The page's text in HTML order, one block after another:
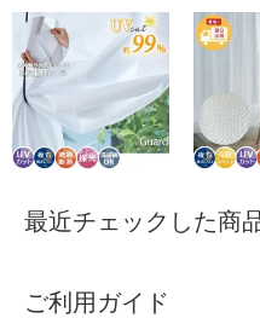
最近チェックした商
ご利用ガイド